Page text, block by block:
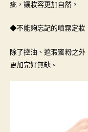
疵，讓妝容更加自然。
◆不能夠忘記的噴霧定妝
除了控油、遮瑕蜜粉之
更加完好無缺。